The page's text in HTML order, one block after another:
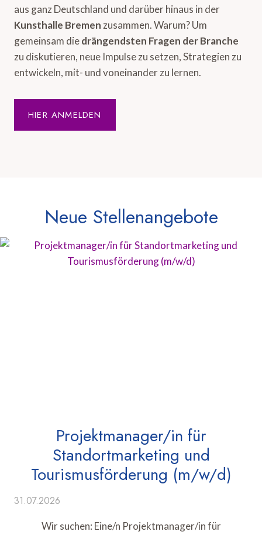
aus ganz Deutschland und darüber hinaus in der
Kunsthalle Bremen zusammen. Warum? Um
gemeinsam diedrängendsten Fragen der Branche
zu diskutieren, neue Impulse zu setzen, Strategien zu
entwickeln, mit- und voneinander zu lernen.
HIER ANMELDEN
Neue Stellenangebote
Projektmanager/in für
Standortmarketing und
Tourismusförderung (m/w/d)
31.07.2026
Wir suchen: Eine/n Projektmanager/in für